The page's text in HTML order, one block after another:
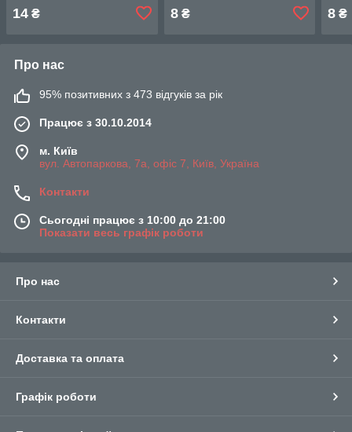
14 ₴ 8₴ 8 ₴
Про нас
95% позитивних з 473 відгуків за рік
Працює з 30.10.2014
м. Київ
вул. Автопаркова, 7а, офіс 7, Київ, Україна
Контакти
Сьогодні працює з 10:00 до 21:00
Показати весь графік роботи
Про нас
Контакти
Доставка та оплата
Графік роботи